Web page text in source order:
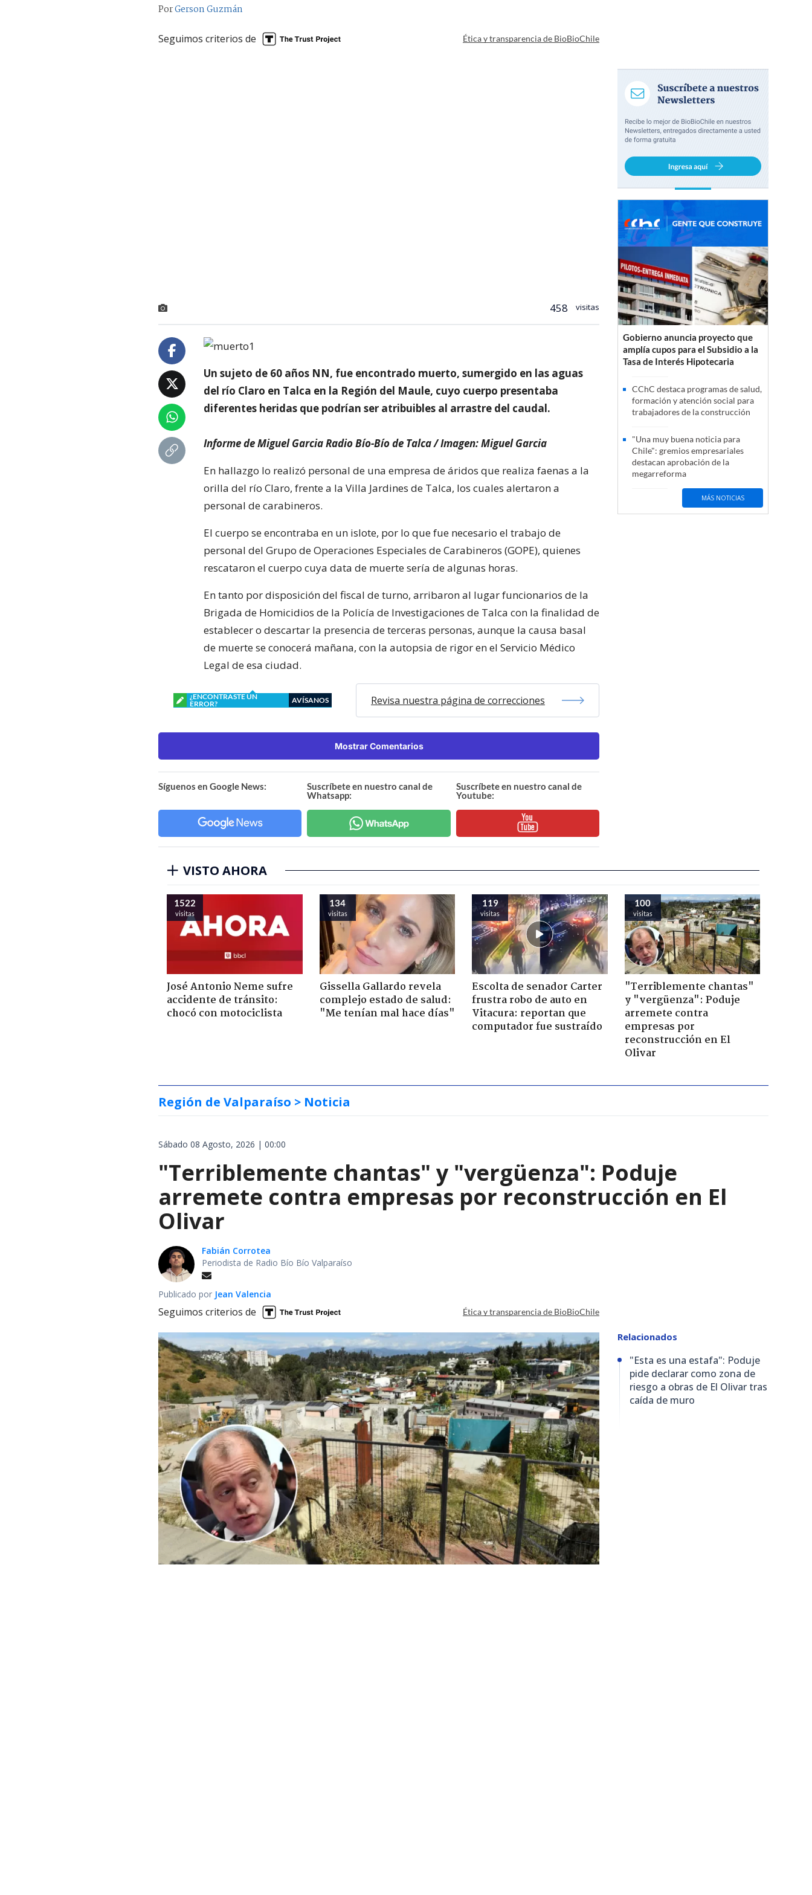
PorGerson Guzmán
Seguimos criterios de Ética y transparencia de BioBioChile
458 visitas
Un sujeto de 60 años NN, fue encontrado muerto, sumergido en las aguas
del río Claro en Talca en la Región del Maule, cuyo cuerpo presentaba
diferentes heridas que podrían ser atribuibles al arrastre del caudal.
Informe de Miguel Garcia Radio Bío-Bío de Talca / Imagen: Miguel Garcia
En hallazgo lo realizó personal de una empresa de áridos que realiza faenas a la
orilla del río Claro, frente a la Villa Jardines de Talca, los cuales alertaron a
personal de carabineros.
El cuerpo se encontraba en un islote, por lo que fue necesario el trabajo de
personal del Grupo de Operaciones Especiales de Carabineros (GOPE), quienes
rescataron el cuerpo cuya data de muerte sería de algunas horas.
En tanto por disposición del fiscal de turno, arribaron al lugar funcionarios de la
Brigada de Homicidios de la Policía de Investigaciones de Talca con la finalidad de
establecer o descartar la presencia de terceras personas, aunque la causa basal
de muerte se conocerá mañana, con la autopsia de rigor en el Servicio Médico
Legal de esa ciudad.
¿ENCONTRASTE UN
ERROR?
AVÍSANOS Revisa nuestra página de correcciones
Mostrar Comentarios
Síguenos en Google News:
Suscríbete en nuestro canal de
Whatsapp:
Suscríbete en nuestro canal de
Youtube:
Gobierno anuncia proyecto que
amplía cupos para el Subsidio a la
Tasa de Interés Hipotecaria
CChC destaca programas de salud,
formación y atención social para
trabajadores de la construcción
"Una muy buena noticia para
Chile": gremios empresariales
destacan aprobación de la
megarreforma
MÁS NOTICIAS
VISTO AHORA
1522
visitas
José Antonio Neme sufre
accidente de tránsito:
chocó con motociclista
134
visitas
Gissella Gallardo revela
complejo estado de salud:
"Me tenían mal hace días"
119
visitas
Escolta de senador Carter
frustra robo de auto en
Vitacura: reportan que
computador fue sustraído
100
visitas
"Terriblemente chantas"
y "vergüenza": Poduje
arremete contra
empresas por
reconstrucción en El
Olivar
Región de Valparaíso > Noticia
Sábado 08 Agosto, 2026 | 00:00
"Terriblemente chantas" y "vergüenza": Poduje
arremete contra empresas por reconstrucción en El
Olivar
Fabián Corrotea
Periodista de Radio Bío Bío Valparaíso
Publicado por Jean Valencia
Seguimos criterios de Ética y transparencia de BioBioChile
Relacionados
"Esta es una estafa": Poduje
pide declarar como zona de
riesgo a obras de El Olivar tras
caída de muro